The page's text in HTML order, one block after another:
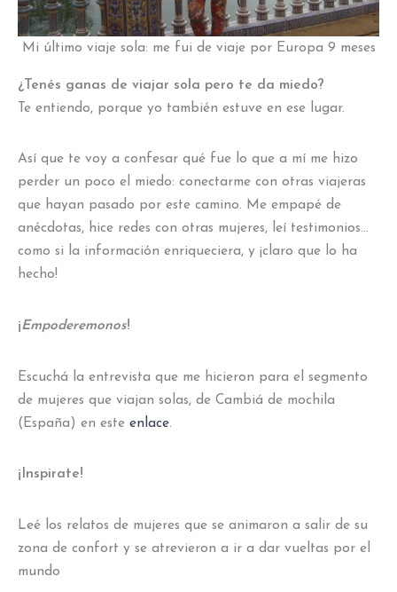
Mi último viaje sola: me fui de viaje por Europa 9 meses
¿Tenés ganas de viajar sola pero te da miedo?
Te entiendo, porque yo también estuve en ese lugar.
Así que te voy a confesar qué fue lo que a mí me hizo
perder un poco el miedo: conectarme con otras viajeras
que hayan pasado por este camino. Me empapé de
anécdotas, hice redes con otras mujeres, leí testimonios…
como si la información enriqueciera, y ¡claro que lo ha
hecho!
¡Empoderemonos!
Escuchá la entrevista que me hicieron para el segmento
de mujeres que viajan solas, de Cambiá de mochila
(España) en este enlace.
¡Inspirate!
Leé los relatos de mujeres que se animaron a salir de su
zona de confort y se atrevieron a ir a dar vueltas por el
mundo